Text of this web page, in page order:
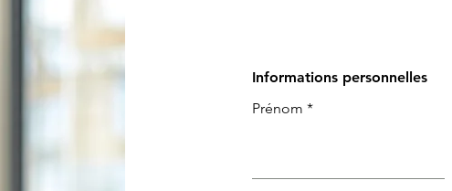
Informations personnelles
Prénom